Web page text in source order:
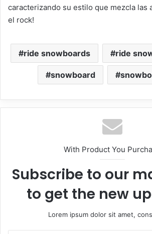
caracterizando su estilo que mezcla las
el rock!
ride snowboards ride
snowboard
With Product You
Subscribe to our
to get the new
Lorem ipsum dolor sit amet,